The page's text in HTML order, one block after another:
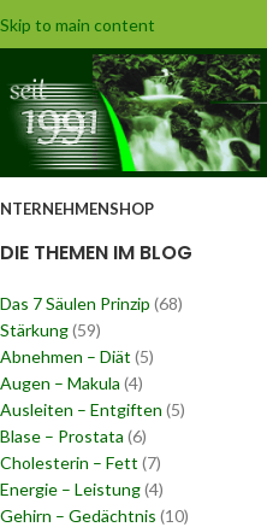
Skip to main content
SHOP
DIE THEMEN IM BLOG
Das 7 Säulen Prinzip (68)
Stärkung(59)
Abnehmen – Diät (5)
Augen – Makula (4)
Ausleiten – Entgiften (5)
Blase – Prostata (6)
Cholesterin – Fett (7)
Energie – Leistung(4)
Gehirn – Gedächtnis (10)